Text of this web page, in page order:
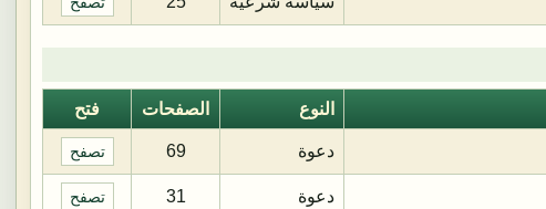
النوع الصفحات فتح
دعوة 69 تصفح
دعوة 31 تصفح